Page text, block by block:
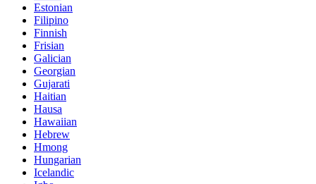
Estonian
Filipino
Finnish
Frisian
Galician
Georgian
Gujarati
Haitian
Hausa
Hawaiian
Hebrew
Hmong
Hungarian
Icelandic